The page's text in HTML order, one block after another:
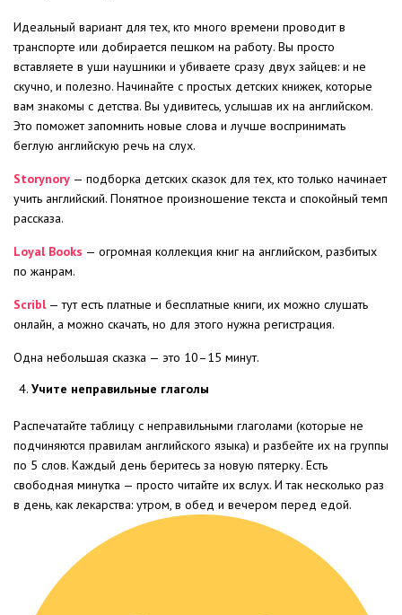
Идеальный вариант для тех, кто много времени проводит в
транспорте или добирается пешком на работу. Вы просто
вставляете в уши наушники и убиваете сразу двух зайцев: и не
скучно, и полезно. Начинайте с простых детских книжек, которые
вам знакомы с детства. Вы удивитесь, услышав их на английском.
Это поможет запомнить новые слова и лучше воспринимать
беглую английскую речь на слух.
Storynory — подборка детских сказок для тех, кто только начинает
учить английский. Понятное произношение текста и спокойный темп
рассказа.
Loyal Books — огромная коллекция книг на английском, разбитых
по жанрам.
Scribl— тут есть платные и бесплатные книги, их можно слушать
онлайн, а можно скачать, но для этого нужна регистрация.
Одна небольшая сказка — это 10–15 минут.
Учите неправильные глаголы
Распечатайте таблицу с неправильными глаголами (которые не
подчиняются правилам английского языка) и разбейте их на группы
по 5 слов. Каждый день беритесь за новую пятерку. Есть
свободная минутка — просто читайте их вслух. И так несколько раз
в день, как лекарства: утром, в обед и вечером перед едой.